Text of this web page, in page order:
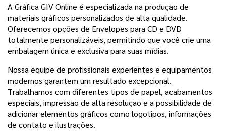
A Gráfica GIV Online é especializada na produção de
materiais gráficos personalizados de alta qualidade.
Oferecemos opções de Envelopes para CD e DVD
totalmente personalizáveis, permitindo que você crie uma
embalagem única e exclusiva para suas mídias.
Nossa equipe de profissionais experientes e equipamentos
modernos garantem um resultado excepcional.
Trabalhamos com diferentes tipos de papel, acabamentos
especiais, impressão de alta resolução e a possibilidade de
adicionar elementos gráficos como logotipos, informações
de contato e ilustrações.